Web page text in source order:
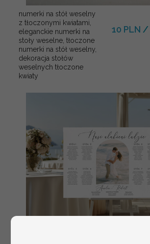
numerki na stół weselny
z tłoczonymi kwiatami,
eleganckie numerki na
stoły weselne, tłoczone
numerki na stół weselny,
dekoracja stołów
weselnych tłoczone
kwiaty
10 PLN /